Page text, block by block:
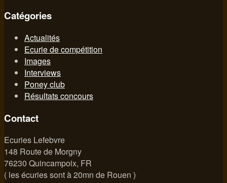
Catégories
Actualités
Ecurie de compétition
Images
Interviews
Poney club
Résultats concours
Contact
Ecuries Lefebvre
148 Route de Morgny
76230 Quincampoix, FR
( les écuries sont à 20mn de Rouen )